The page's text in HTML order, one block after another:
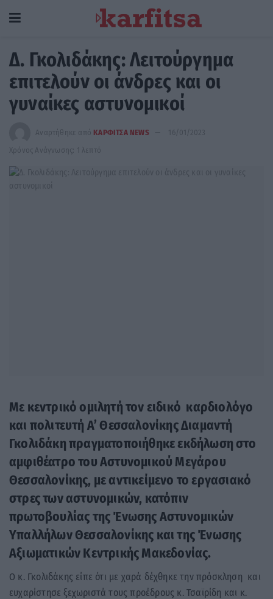
Δ. Γκολιδάκης: Λειτούργημα
επιτελούν οι άνδρες και οι
γυναίκες αστυνομικοί
Αναρτήθηκε από ΚΑΡΦΙΤΣΑ NEWS
16/01/2023
Χρόνος Ανάγνωσης: 1 λεπτό
Με κεντρικό ομιλητή τον ειδικό καρδιολόγο
και πολιτευτή Α’ Θεσσαλονίκης Διαμαντή
Γκολιδάκη πραγματοποιήθηκε εκδήλωση στο
αμφιθέατρο του Αστυνομικού Μεγάρου
Θεσσαλονίκης, με αντικείμενο το εργασιακό
στρες των αστυνομικών, κατόπιν
πρωτοβουλίας της Ένωσης Αστυνομικών
Υπαλλήλων Θεσσαλονίκης και της Ένωσης
Αξιωματικών Κεντρικής Μακεδονίας.
Ο κ. Γκολιδάκης είπε ότι με χαρά δέχθηκε την πρόσκληση και
ευχαρίστησε ξεχωριστά τους προέδρους κ. Τσαϊρίδη και κ.